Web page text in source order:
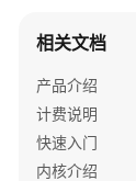
践
性
能
白
皮
相关文档
产品介绍
计费说明
快速入门
内核介绍